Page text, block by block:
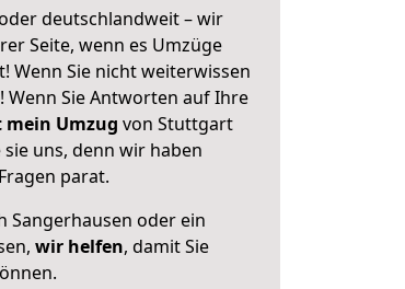
deutschlandweit – wir
Seite, wenn es Umzüge
Wenn Sie nicht weiterwissen
Wenn Sie Antworten auf Ihre
Umzug von Stuttgart
uns, denn wir haben
parat.
Sangerhausen oder ein
wir helfen, damit Sie